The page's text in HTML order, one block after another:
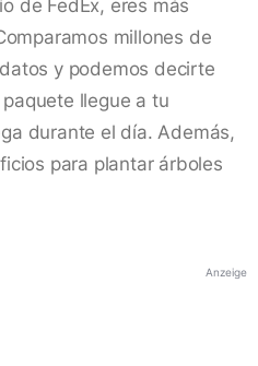
de FedEx, eres más
millones de
y podemos decirte
llegue a tu
durante el día. Además,
para plantar árboles
Anzeige